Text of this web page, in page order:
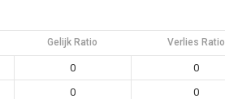
Gelijk Ratio Verlies Ratio
0 0
0 0